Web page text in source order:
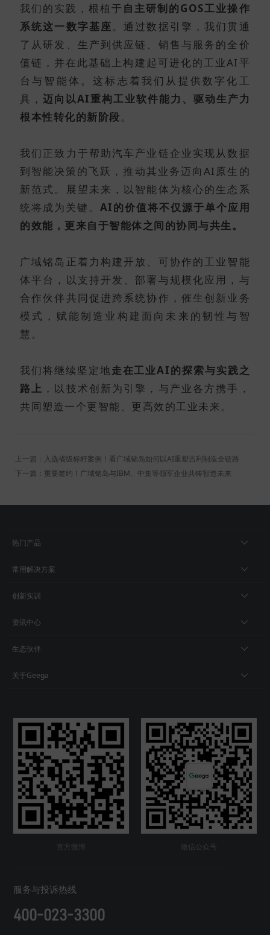
我们的实践，根植于 自主研制的GOS工业操作
系统这一数字基座。通过数据引擎，我们贯通
了从研发、生产到供应链、销售与服务的全价
值链，并在此基础上构建起可进化的工业AI平
台与智能体。这标志着我们从提供数字化工
具， 迈向以AI重构工业软件能力、驱动生产力
根本性转化的新阶段。
我们正致力于帮助汽车产业链企业实现从数据
到智能决策的飞跃，推动其业务迈向AI原生的
新范式。
展望未来，以智能体为核心的生态系
统将成为关键 。 AI的价值将不仅源于单个应用
的效能，更来自于智能体之间的协同与共生。
广域铭岛正着力构建开放、可协作的工业智能
体平台，以支持开发、部署与规模化应用，与
合作伙伴共同促进跨系统协作，催生创新业务
模式，赋能制造业构建面向未来的韧性与智
慧。
我们将继续坚定地走在工业AI的探索与实践之
路上 ，以技术创新为引擎，与产业各方携手，
共同塑造一个更智能、更高效的工业未来。
上一篇：入选省级标杆案例！看广域铭岛如何以AI重塑吉利制造全链路
下一篇：重要签约！广域铭岛与IBM、中集等领军企业共铸智造未来
热门产品
常用解决方案
创新实训
资讯中心
生态伙伴
关于Geega
官方微博 微信公众号
服务与投诉热线
400-023-3300